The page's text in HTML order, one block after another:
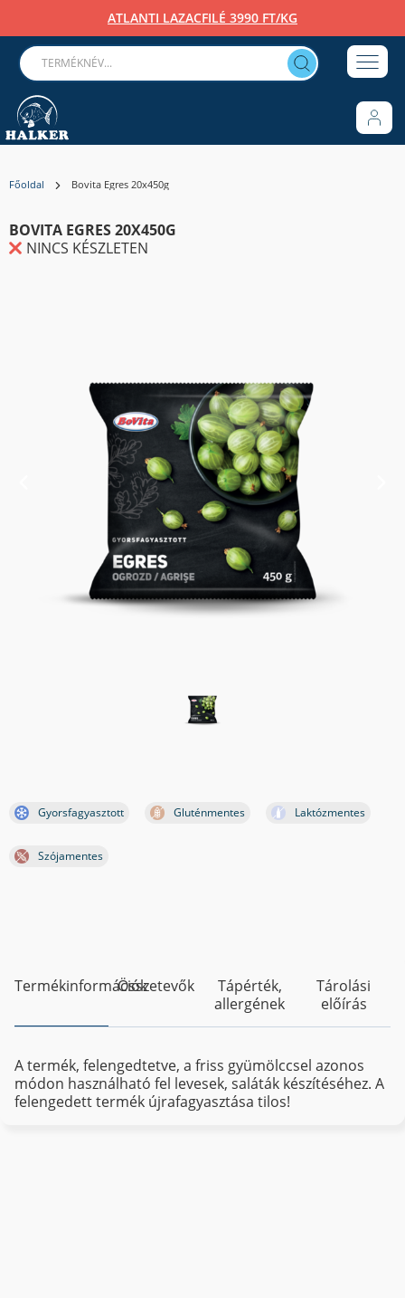
ATLANTI LAZACFILÉ 3990 FT/KG
Főoldal Bovita Egres 20x450g
BOVITA EGRES 20X450G
NINCS KÉSZLETEN
Gyorsfagyasztott Gluténmentes Laktózmentes
Szójamentes
TermékinformációkÖsszetevők
Tápérték,
allergének
Tárolási
előírás
A termék, felengedtetve, a friss gyümölccsel azonos
módon használható fel levesek, saláták készítéséhez. A
felengedett termék újrafagyasztása tilos!